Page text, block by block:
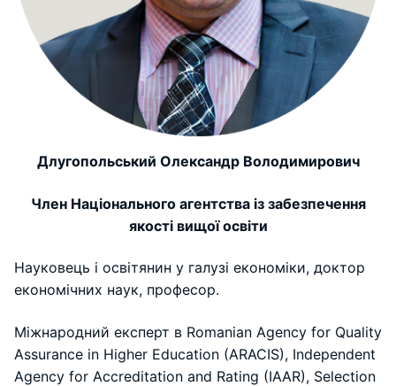
Длугопольський Олександр Володимирович
Член Національного агентства із забезпечення
якості вищої освіти
Науковець і освітянин у галузі економіки, доктор
економічних наук, професор.
Міжнародний експерт в Romanian Agency for Quality
Assurance in Higher Education (ARACIS), Independent
Agency for Accreditation and Rating (IAAR), Selection